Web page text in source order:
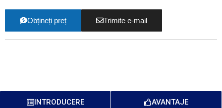
Obțineți preț Trimite e-mail
INTRODUCERE AVANTAJE